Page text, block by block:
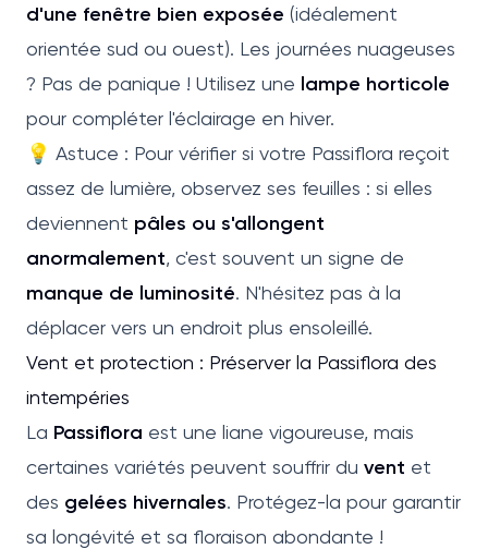
d'une fenêtre bien exposée (idéalement
orientée sud ou ouest). Les journées nuageuses
? Pas de panique ! Utilisez une lampe horticole
pour compléter l'éclairage en hiver.
💡 Astuce : Pour vérifier si votre Passiflora reçoit
assez de lumière, observez ses feuilles : si elles
deviennent pâles ou s'allongent
anormalement, c'est souvent un signe de
manque de luminosité. N'hésitez pas à la
déplacer vers un endroit plus ensoleillé.
Vent et protection : Préserver la Passiflora des
intempéries
La Passiflora est une liane vigoureuse, mais
certaines variétés peuvent souffrir du vent et
des gelées hivernales. Protégez-la pour garantir
sa longévité et sa floraison abondante !